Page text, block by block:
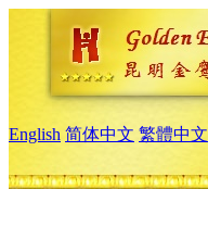
English 简体中文 繁體中文